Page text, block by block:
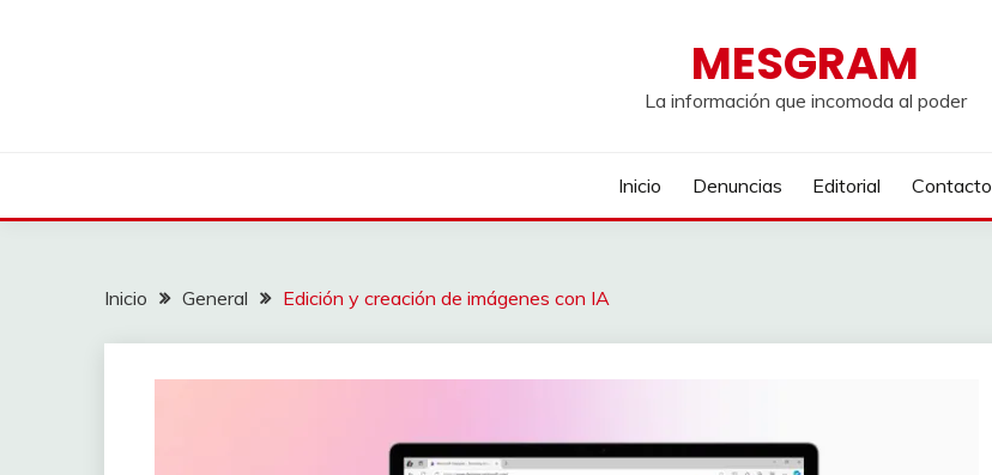
MESGRAM
La información que incomoda al poder
Inicio Denuncias Editorial Contacto
Inicio General Edición y creación de imágenes con IA